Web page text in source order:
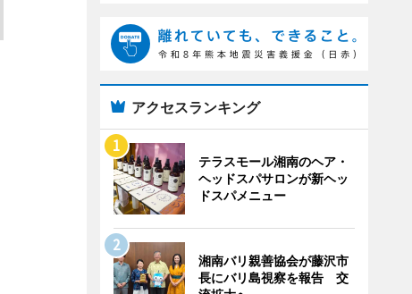
アクセスランキング
テラスモール湘南のヘア・
ヘッドスパサロンが新ヘッ
ドスパメニュー
湘南バリ親善協会が藤沢市
長にバリ島視察を報告 交